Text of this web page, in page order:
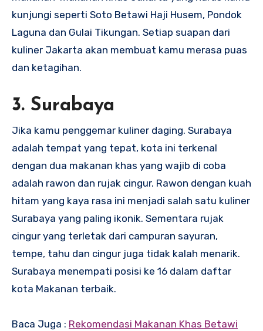
kunjungi seperti Soto Betawi Haji Husem, Pondok
Laguna dan Gulai Tikungan. Setiap suapan dari
kuliner Jakarta akan membuat kamu merasa puas
dan ketagihan.
3. Surabaya
Jika kamu penggemar kuliner daging. Surabaya
adalah tempat yang tepat, kota ini terkenal
dengan dua makanan khas yang wajib di coba
adalah rawon dan rujak cingur. Rawon dengan kuah
hitam yang kaya rasa ini menjadi salah satu kuliner
Surabaya yang paling ikonik. Sementara rujak
cingur yang terletak dari campuran sayuran,
tempe, tahu dan cingur juga tidak kalah menarik.
Surabaya menempati posisi ke 16 dalam daftar
kota Makanan terbaik.
Baca Juga : Rekomendasi Makanan Khas Betawi